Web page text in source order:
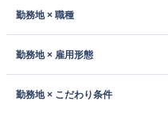
勤務地 × 職種
勤務地 × 雇用形態
勤務地 × こだわり条件